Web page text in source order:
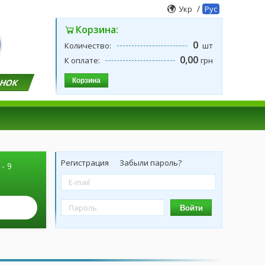
Укр / Рус
Корзина:
Количество: 0 шт
К оплате:
0,00 грн
Корзина
9
Регистрация Забыли пароль?
Войти